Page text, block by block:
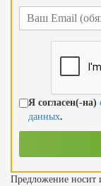
Я согласен(-на)
данных.
Предложение носит